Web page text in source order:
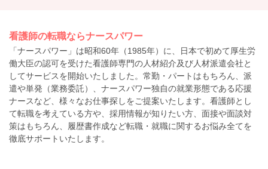
看護師の転職ならナースパワー
「ナースパワー」は昭和60年（1985年）に、日本で初めて厚生労
働大臣の認可を受けた看護師専門の人材紹介及び人材派遣会社と
してサービスを開始いたしました。常勤・パートはもちろん、派
遣や単発（業務委託）、ナースパワー独自の就業形態である応援
ナースなど、様々なお仕事探しをご提案いたします。看護師とし
て転職を考えている方や、採用情報が知りたい方、面接や面談対
策はもちろん、履歴書作成など転職・就職に関するお悩み全てを
徹底サポートいたします。